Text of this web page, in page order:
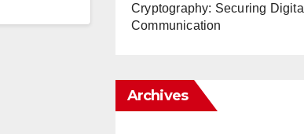
Cryptography: Securing Digital
Communication
Archives